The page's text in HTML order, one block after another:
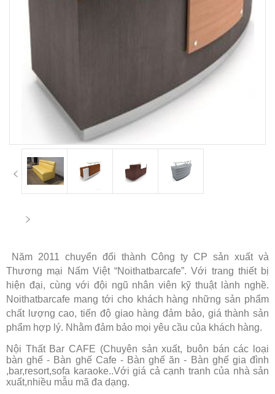
Năm 2011 chuyển đổi thành Công ty CP sản xuất và
Thương mại Nấm Việt “Noithatbarcafe”. Với trang thiết bị
hiện đại, cùng với đội ngũ nhân viên kỹ thuật lành nghề.
Noithatbarcafe mang tới cho khách hàng những sản phẩm
chất lượng cao, tiến độ giao hàng đảm bảo, giá thành sản
phẩm hợp lý. Nhằm đảm bảo mọi yêu cầu của khách hàng.
Nội Thất Bar CAFE (Chuyên sản xuất, buôn bán các loại
bàn ghế - Bàn ghế Cafe - Bàn ghế ăn - Bàn ghế gia đình
,bar,resort,sofa karaoke..Với giá cả cạnh tranh của nhà sản
xuất,nhiều mẫu mã đa dạng.